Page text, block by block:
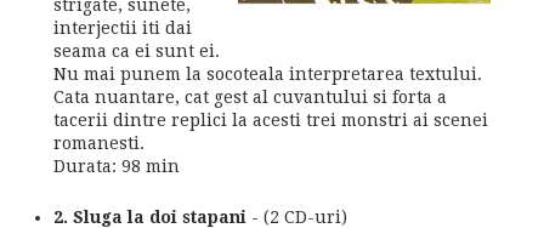
strigate, sunete,
interjectii iti dai
seama ca ei sunt ei.
Nu mai punem la socoteala interpretarea textului.
Cata nuantare, cat gest al cuvantului si forta a
tacerii dintre replici la acesti trei monstri ai scenei
romanesti.
Durata: 98 min
2. Sluga la doi stapani - (2 CD-uri)